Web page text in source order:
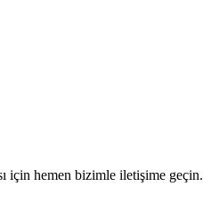
için hemen bizimle iletişime geçin.